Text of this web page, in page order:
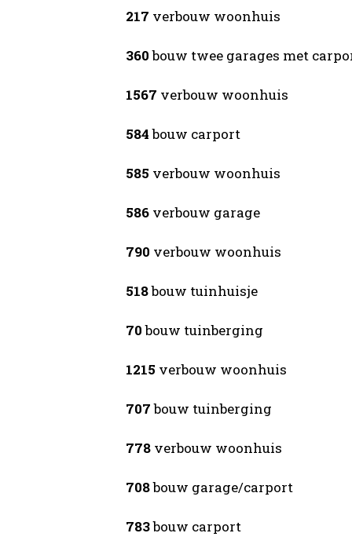
217 verbouw woonhuis
360bouw twee garages met
1567 verbouw woonhuis
584bouw carport
585 verbouw woonhuis
586 verbouw garage
790 verbouw woonhuis
518bouw tuinhuisje
70bouw tuinberging
1215 verbouw woonhuis
707bouw tuinberging
778 verbouw woonhuis
708bouw garage/carport
783bouw carport